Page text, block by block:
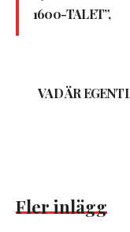
1600-TALET”,
VAD ÄR
Fler inlägg